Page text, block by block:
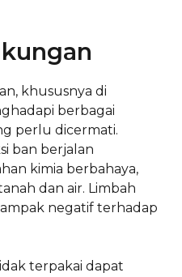
khususnya di
berbagai
perlu dicermati.
ban berjalan
kimia berbahaya,
dan air. Limbah
negatif terhadap
terpakai dapat